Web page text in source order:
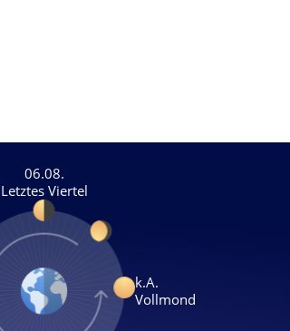
06.08.
Letztes Viertel
k.A.
Vollmond